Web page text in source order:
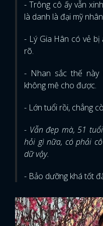
- Trông cô ấy vẫn
là danh là đại mỹ
- Lý Gia Hân có vẻ bị
rõ.
- Nhan sắc thế này
không mê cho được.
- Lớn tuổi rồi, chẳng
- Vẫn đẹp mà, 51
hỏi gì nữa, có phải
dữ vậy.
- Bảo dưỡng khá tốt